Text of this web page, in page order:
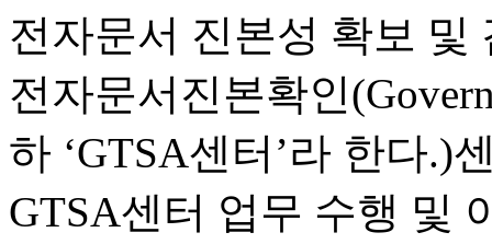
전자문서 진본성 확보 및
전자문서진본확인
하 ‘GTSA센터’라 한다.)
GTSA센터 업무 수행 및